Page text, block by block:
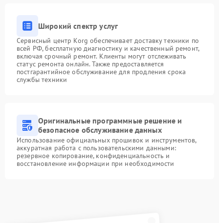
Широкий спектр услуг
Сервисный центр Korg обеспечивает доставку техники по
всей РФ, бесплатную диагностику и качественный ремонт,
включая срочный ремонт. Клиенты могут отслеживать
статус ремонта онлайн. Также предоставляется
постгарантийное обслуживание для продления срока
службы техники
Оригинальные программные решение и
безопасное обслуживание данных
Использование официальных прошивок и инструментов,
аккуратная работа с пользовательскими данными:
резервное копирование, конфиденциальность и
восстановление информации при необходимости